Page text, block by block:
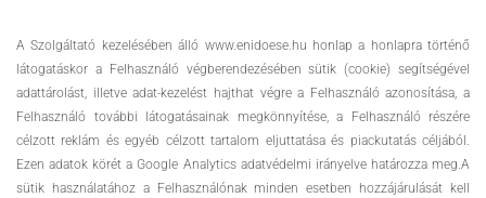
A Szolgáltató kezelésében álló www.enidoese.hu honlap a honlapra történő
látogatáskor a Felhasználó végberendezésében sütik (cookie) segítségével
adattárolást, illetve adat-kezelést hajthat végre a Felhasználó azonosítása, a
Felhasználó további látogatásainak megkönnyítése, a Felhasználó részére
célzott reklám és egyéb célzott tartalom eljuttatása és piackutatás céljából.
Ezen adatok körét a Google Analytics adatvédelmi irányelve határozza meg.A
sütik használatához a Felhasználónak minden esetben hozzájárulását kell